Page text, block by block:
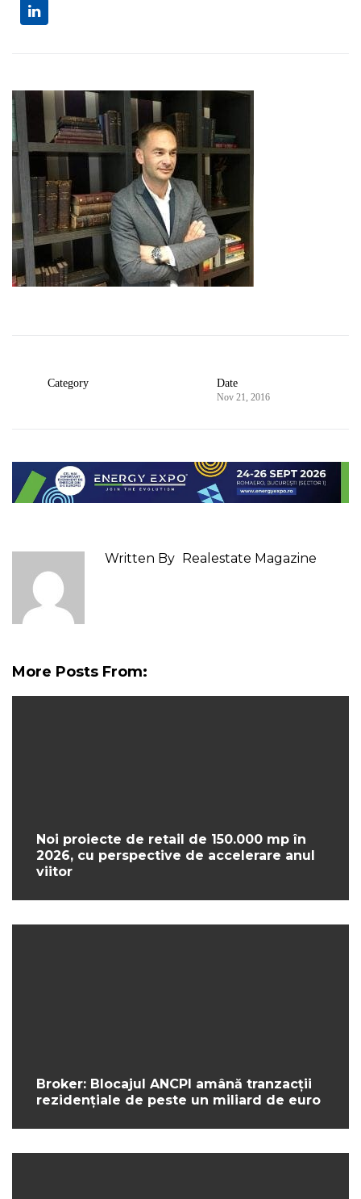
Category Date
Nov 21, 2016
Written By Realestate Magazine
More Posts From:
Noi proiecte de retail de 150.000 mp în
2026, cu perspective de accelerare anul
viitor
Broker: Blocajul ANCPI amână tranzacții
rezidențiale de peste un miliard de euro